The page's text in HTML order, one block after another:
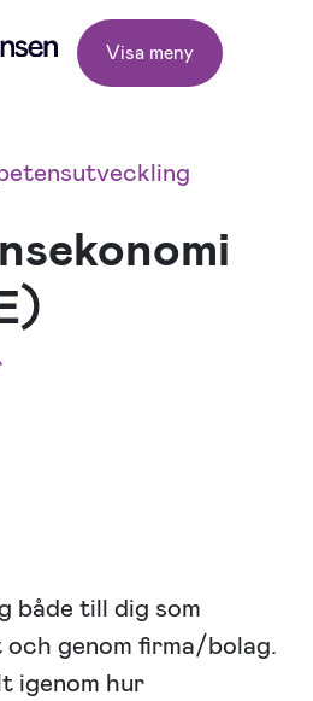
Visa meny
både till dig som
genom firma/bolag.
igenom hur